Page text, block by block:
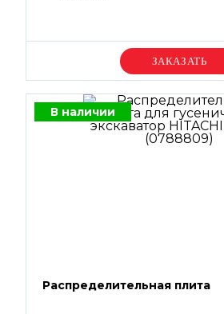
Уточняйте цену
В наличии
Распределительная плита